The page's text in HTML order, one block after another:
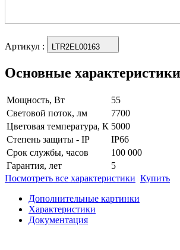
Артикул : LTR2EL00163
Основные характеристики
Мощность, Вт
55
Световой поток, лм
7700
Цветовая температура, К 5000
Степень защиты - IP
IP66
Срок службы, часов
100 000
Гарантия, лет
5
Посмотреть все характеристики Купить
Дополнительные картинки
Характеристики
Документация